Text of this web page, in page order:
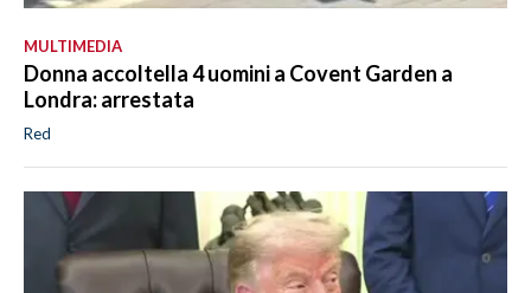
MULTIMEDIA
Donna accoltella 4 uomini a Covent Garden a
Londra: arrestata
Red